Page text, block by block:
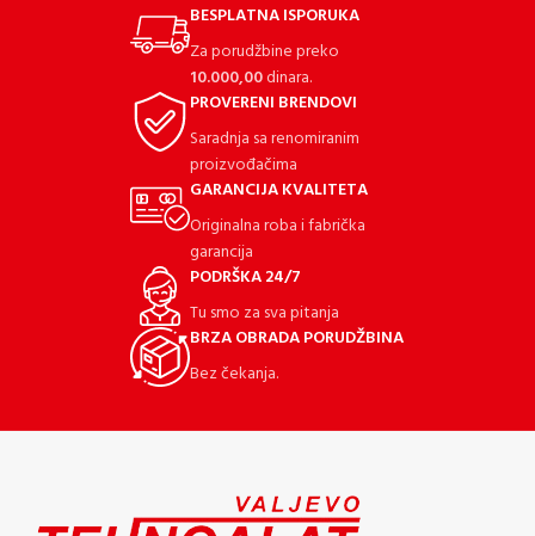
BESPLATNA ISPORUKA
Za porudžbine preko
10.000,00dinara.
PROVERENI BRENDOVI
Saradnja sa renomiranim
proizvođačima
GARANCIJA KVALITETA
Originalna roba i fabrička
garancija
PODRŠKA 24/7
Tu smo za sva pitanja
BRZA OBRADA PORUDŽBINA
Bez čekanja.